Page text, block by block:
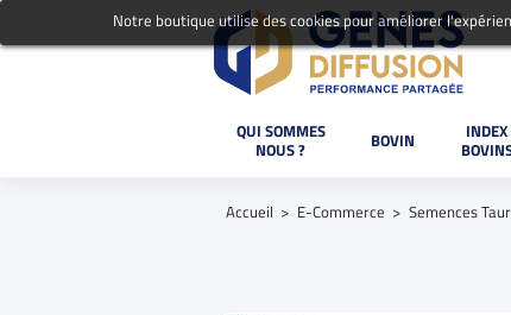
QUI SOMMES
NOUS ?
BOVIN
INDEX
Accueil E-Commerce Semences
Notre boutique utilise des cookies pour améliorer